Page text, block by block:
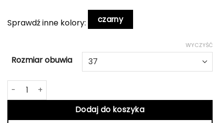
Sprawdź inne kolory: czarny
Rozmiar obuwia
WYCZYŚĆ
ilość Białe klapki na obcasie Loveya
Dodaj do koszyka